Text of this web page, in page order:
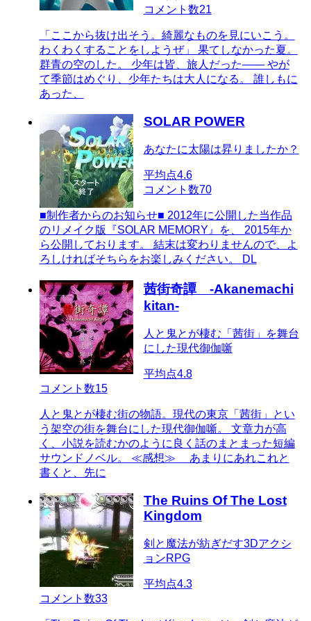
コメント数21
「ここから抜け出そう。綺麗なものを見にいこう。
わくわくすることをしようぜ」 果てしなかった夏。
群青の空のした。 少年は皆、旅人だった―― やが
て季節はめぐり、少年たちは大人になる。 誰しもに
あった、
SOLAR POWER
あなたに太陽は昇りましたか？
平均点4.6
コメント数70
■制作者からのお知らせ■ 2012年に公開した当作品
のリメイク版『SOLAR MEMORY』を、 2015年か
ら公開しております。 結末は変わりませんので、よ
ろしければそちらをお楽しみください。 DL
茜街奇譚 -Akanemachi
kitan-
人と鬼とが棲む「茜街」を舞台
にした現代御伽噺
平均点4.8
コメント数15
人と鬼とが棲む街の物語。現代の東京「茜街」とい
う架空の街を舞台にした現代御伽噺。 文章力が高
く、小説を読むかのように良く話のまとまった短編
サウンドノベル。 ≪感想≫ あまりにあれこれと
書くと、先に
The Ruins Of The Lost
Kingdom
剣と魔法が紡ぎだす3Dアクシ
ョンRPG
平均点4.3
コメント数33